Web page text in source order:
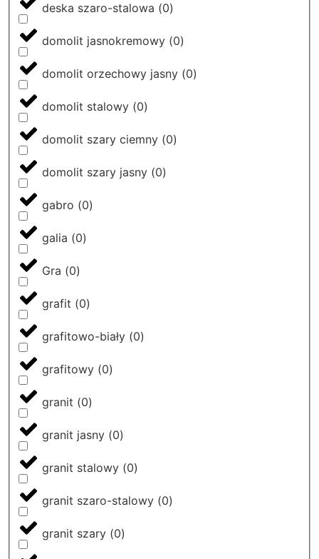
deska szaro-stalowa (0)
domolit jasnokremowy (0)
domolit orzechowy jasny (0)
domolit stalowy (0)
domolit szary ciemny (0)
domolit szary jasny (0)
gabro (0)
galia (0)
Gra (0)
grafit (0)
grafitowo-biały (0)
grafitowy (0)
granit (0)
granit jasny (0)
granit stalowy (0)
granit szaro-stalowy (0)
granit szary (0)